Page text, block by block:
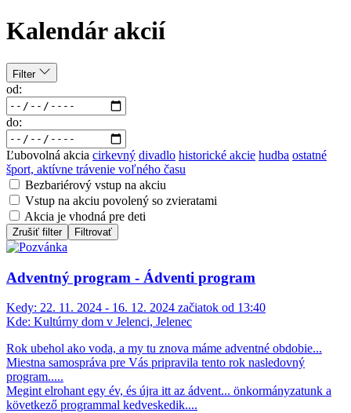
Kalendár akcií
Filter
od:
do:
Ľubovolná akcia cirkevný divadlo historické akcie hudba ostatné
šport, aktívne trávenie voľného času
Bezbariérový vstup na akciu
Vstup na akciu povolený so zvieratami
Akcia je vhodná pre deti
Zrušiť filter Filtrovať
Adventný program - Ádventi program
Kedy: 22. 11. 2024 - 16. 12. 2024 začiatok od 13:40
Kde: Kultúrny dom v Jelenci, Jelenec
Rok ubehol ako voda, a my tu znova máme adventné obdobie...
Miestna samospráva pre Vás pripravila tento rok nasledovný
program.....
Megint elrohant egy év, és újra itt az ádvent... önkormányzatunk a
következő programmal kedveskedik....